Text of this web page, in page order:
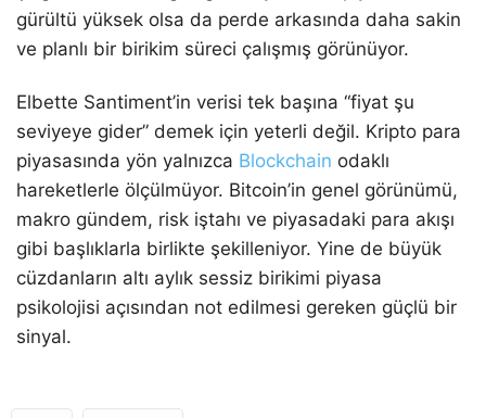
gürültü yüksek olsa da perde arkasında daha sakin
ve planlı bir birikim süreci çalışmış görünüyor.
Elbette Santiment’in verisi tek başına “fiyat şu
seviyeye gider” demek için yeterli değil. Kripto para
piyasasında yön yalnızca Blockchain odaklı
hareketlerle ölçülmüyor. Bitcoin’in genel görünümü,
makro gündem, risk iştahı ve piyasadaki para akışı
gibi başlıklarla birlikte şekilleniyor. Yine de büyük
cüzdanların altı aylık sessiz birikimi piyasa
psikolojisi açısından not edilmesi gereken güçlü bir
sinyal.